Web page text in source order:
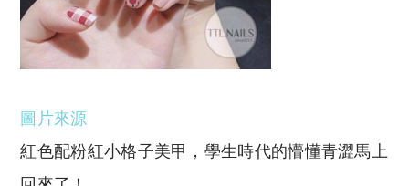
圖片來源
紅色配粉紅小格子美甲，學生時代的懵懂青澀馬上